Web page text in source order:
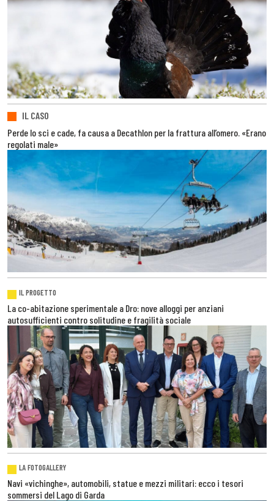
IL CASO
Perde lo sci e cade, fa causa a Decathlon per la frattura all’omero. «Erano
regolati male»
IL PROGETTO
La co-abitazione sperimentale a Dro: nove alloggi per anziani
autosufficienti contro solitudine e fragilità sociale
LA FOTOGALLERY
Navi «vichinghe», automobili, statue e mezzi militari: ecco i tesori
sommersi del Lago di Garda